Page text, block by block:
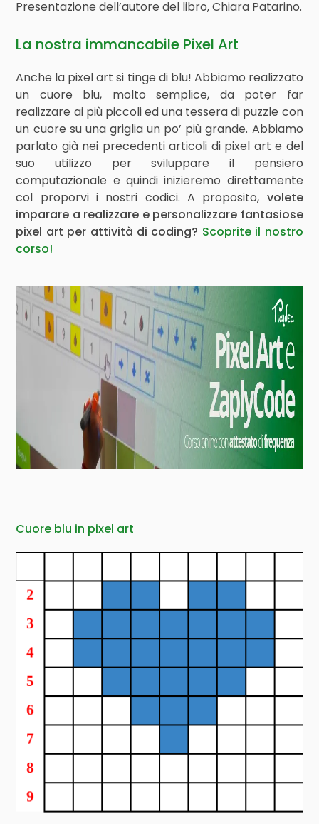
Presentazione dell’autore del libro, Chiara Patarino.
La nostra immancabile Pixel Art
Anche la pixel art si tinge di blu! Abbiamo realizzato
un cuore blu, molto semplice, da poter far
realizzare ai più piccoli ed una tessera di puzzle con
un cuore su una griglia un po’ più grande. Abbiamo
parlato già nei precedenti articoli di pixel art e del
suo utilizzo per sviluppare il pensiero
computazionale e quindi inizieremo direttamente
col proporvi i nostri codici. A proposito, volete
imparare a realizzare e personalizzare fantasiose
pixel art per attività di coding? Scoprite il nostro
corso!
Cuore blu in pixel art